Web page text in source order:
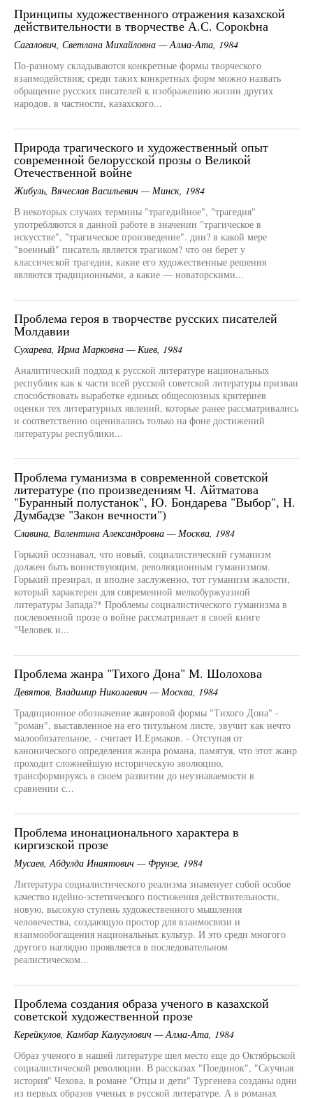
Принципы художественного отражения казахской
действительности в творчестве А.С. Сорокbна
Сагалович, Светлана Михайловна — Алма-Ата, 1984
По-разному складываются конкретные формы творческого
взаимодействия; среди таких конкретных форм можно назвать
обращение русских писателей к изображению жизни других
народов, в частности, казахского...
Природа трагического и художественный опыт
современной белорусской прозы о Великой
Отечественной войне
Жибуль, Вячеслав Васильевич — Минск, 1984
В некоторых случаях термины "трагедийное", "трагедия"
употребляются в данной работе в значении "трагическое в
искусстве", "трагическое произведение". дии? в какой мере
"военный" писатель является трагиком? что он берет у
классической трагедии, какие его художественные решения
являются традиционными, а какие — новаторскими...
Проблема героя в творчестве русских писателей
Молдавии
Сухарева, Ирма Марковна — Киев, 1984
Аналитический подход к русской литературе национальных
республик как к части всей русской советской литературы призван
способствовать выработке единых общесоюзных критериев
оценки тех литературных явлений, которые ранее рассматривались
и соответственно оценивались только на фоне достижений
литературы республики...
Проблема гуманизма в современной советской
литературе (по произведениям Ч. Айтматова
"Буранный полустанок", Ю. Бондарева "Выбор", Н.
Думбадзе "Закон вечности")
Славина, Валентина Александровна — Москва, 1984
Горький осознавал, что новый, социалистический гуманизм
должен быть воинствующим, революционным гуманизмом.
Горький презирал, и вполне заслуженно, тот гуманизм жалости,
который характерен для современной мелкобуржуазной
литературы Запада?* Проблемы социалистического гуманизма в
послевоенной прозе о войне рассматривает в своей книге
"Человек и...
Проблема жанра "Тихого Дона" М. Шолохова
Девятов, Владимир Николаевич — Москва, 1984
Традиционное обозначение жанровой формы "Тихого Дона" -
"роман", выставленное на его титульном листе, звучит как нечто
малообязательное, - считает И.Ермаков. - Отступая от
канонического определения жанра романа, памятуя, что этот жанр
проходит сложнейшую историческую эволюцию,
трансформируясь в своем развитии до неузнаваемости в
сравнении с...
Проблема инонационального характера в
киргизской прозе
Мусаев, Абдулда Инаятович — Фрунзе, 1984
Литература социалистического реализма знаменует собой особое
качество идейно-эстетического постижения действительности,
новую, высокую ступень художественного мышления
человечества, создающую простор для взаимосвязи и
взаимообогащения национальных культур. И это среди многого
другого наглядно проявляется в последовательном
реалистическом...
Проблема создания образа ученого в казахской
советской художественной прозе
Керейкулов, Камбар Калугулович — Алма-Ата, 1984
Образ ученого в нашей литературе шел место еще до Октябрьской
социалистической революции. В рассказах "Поединок", "Скучная
история" Чехова, в романе "Отцы и дети" Тургенева созданы одни
из первых образов ученых в русской литературе. А в романах